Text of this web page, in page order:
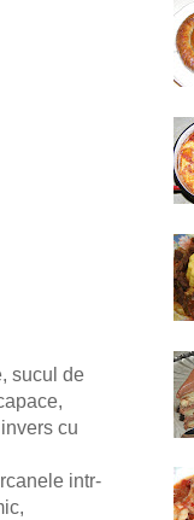
sucul de
cu
intr-